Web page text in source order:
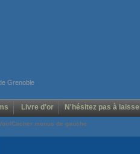
Grenoble
Livre d'or N'hésitez pas à
Cacher menus de gauche